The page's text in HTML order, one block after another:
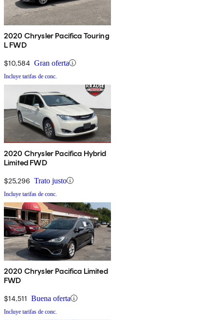
2020 Chrysler Pacifica Touring
L FWD
$10,584 Gran oferta
Incluye tarifas de conc.
2020 Chrysler Pacifica Hybrid
Limited FWD
$25,296 Trato justo
Incluye tarifas de conc.
2020 Chrysler Pacifica Limited
FWD
$14,511 Buena oferta
Incluye tarifas de conc.